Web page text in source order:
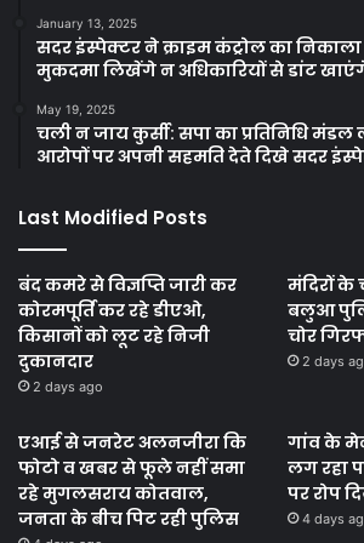
January 13, 2025
सदर इंस्पेक्टर ने क्राइम कंट्रोल का निकाला
मुकदमा लिखेंगे न अधिकारियों से डांट
May 19, 2025
चली न जाय कुर्सी: सपा का प्रतिनिधि मंडल
आरोपों पर अपनी सहमति देते दिखे सदर
Last Modified Posts
बंद कमरे से विज्ञप्ति जारी कर
कोरमपूर्ति कर रहे डीएओ,
किसानों को लूट रहे निजी
दुकानदार
2 days ago
मंदिरों के
बलुआ
चोर
2 days
एआई से जनरेट अलनजीरा कि
फोटो व खबर से फूले नहीं समा
रहे मुगलसराय कोतवाल,
जनता के बीच पिट रही पुलिस
गांव के
लग रहा
पर रोप
4 days